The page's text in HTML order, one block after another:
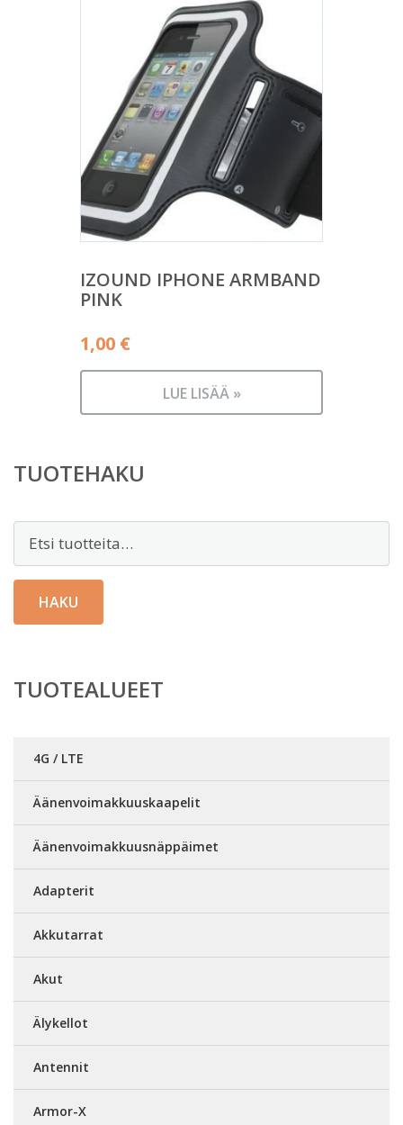
IZOUND IPHONE ARMBAND
PINK
1,00 €
LUE LISÄÄ »
TUOTEHAKU
Etsi:
HAKU
TUOTEALUEET
4G / LTE
Äänenvoimakkuuskaapelit
Äänenvoimakkuusnäppäimet
Adapterit
Akkutarrat
Akut
Älykellot
Antennit
Armor-X